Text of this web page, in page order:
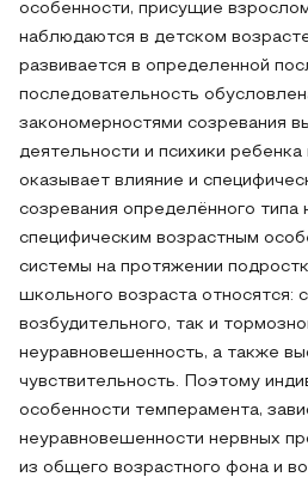
особенности, присущие
наблюдаются в детском
развивается в определенной
последовательность
закономерностями созревания
деятельности и психики
оказывает влияние и
созревания определённого типа
специфическим возрастным
системы на протяжении
школьного возраста относятся:
возбудительного, так и
неуравновешенность, а также
чувствительность. Поэтому
особенности темперамента,
неуравновешенности нервных
из общего возрастного фона и